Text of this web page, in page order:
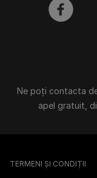
Ne poți contacta
apel gratuit,
facebook
TERMENI ȘI CONDIȚII